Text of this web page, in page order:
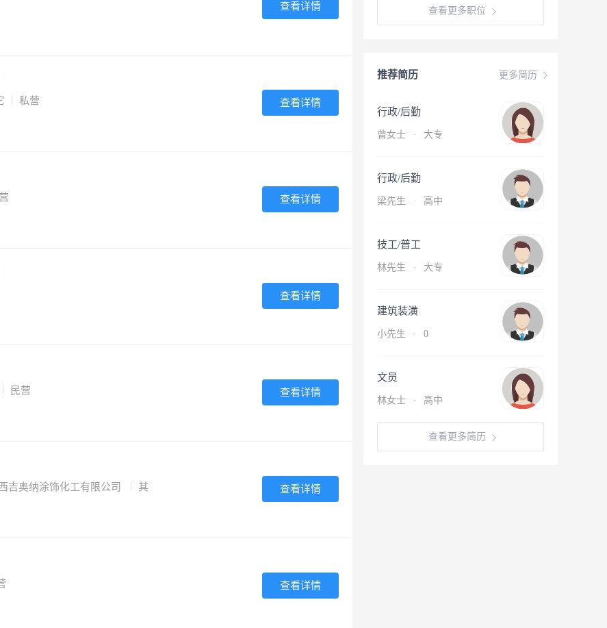
查看更多职位
更多简历
推荐简历
行政/后勤
曾女士 · 大专
行政/后勤
梁先生 · 高中
技工/普工
林先生 · 大专
建筑装潢
小先生 · 0
文员
林女士 · 高中
查看更多简历
查看详情
私营 查看详情
查看详情
查看详情
民营 查看详情
吉奥纳涂饰化工有限公司
其
查看详情
查看详情